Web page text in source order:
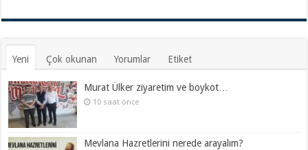
Yeni Çok okunan Yorumlar Etiket
Murat Ülker ziyaretim ve boykot…
10 saat önce
Mevlana Hazretlerini nerede arayalım?